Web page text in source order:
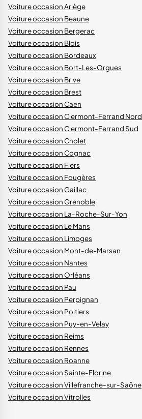
Voiture occasion Ariège
Voiture occasion Beaune
Voiture occasion Bergerac
Voiture occasion Blois
Voiture occasion Bordeaux
Voiture occasion Bort-Les-Orgues
Voiture occasion Brive
Voiture occasion Brest
Voiture occasion Caen
Voiture occasion Clermont-Ferrand Nord
Voiture occasion Clermont-Ferrand Sud
Voiture occasion Cholet
Voiture occasion Cognac
Voiture occasion Flers
Voiture occasion Fougères
Voiture occasion Gaillac
Voiture occasion Grenoble
Voiture occasion La-Roche-Sur-Yon
Voiture occasion Le Mans
Voiture occasion Limoges
Voiture occasion Mont-de-Marsan
Voiture occasion Nantes
Voiture occasion Orléans
Voiture occasion Pau
Voiture occasion Perpignan
Voiture occasion Poitiers
Voiture occasion Puy-en-Velay
Voiture occasion Reims
Voiture occasion Rennes
Voiture occasion Roanne
Voiture occasion Sainte-Florine
Voiture occasion Villefranche-sur-Saône
Voiture occasion Vitrolles